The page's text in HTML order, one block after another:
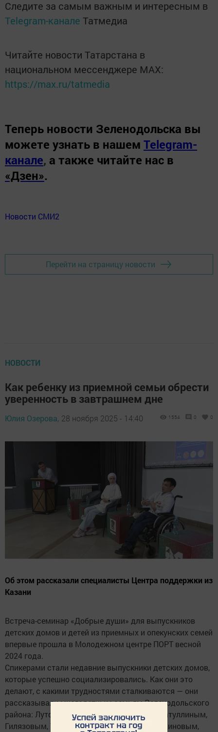
Следите за самым важным и интересным в
Telegram-канале Татмедиа
Читайте новости Татарстана в
национальном мессенджере MАХ:
https://max.ru/tatmedia
Теперь новости Зеленодольска вы
можете узнать в нашем Telegram-
канале, а также читайте нас в
«Дзен».
Новости СМИ2
Перейти на страницу новости
НОВОСТИ
Как ребенку из приемной семьи обрести
уверенность в завтрашнем дне
Юлия Озерова, 28 ноября 2025 - 14:40 1554 0 0
Об этом рассказали специалисты Центра поддержки из
Казани
Встреча-семинар «Добрые души» для выпускников
детских домов и детей из приемных и опекунских семей
впервые прошла в Молодежном центре ПОРТ весной
2024 года.
Спикерами стали недавние выпускники детских домов,
которые успешно социализировались. Как они это
делают, с какими трудностями сталкиваются — они
рассказывали многодетным семьям Зеленодольского
района: Лутфуллиным, Миннуллиным, Тухбатуллиным,
Гилязовым, Тарасовым, Валиевым, Хуснутдиновым,